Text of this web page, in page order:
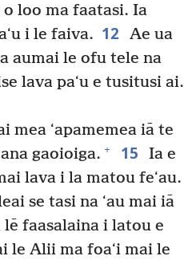
o loo ma faatasi. Ia
i le faiva. 12 Ae ua
aumai le ofu tele na
lava paʻu e tusitusi ai.
mea ʻapamemea iā te
gaoioiga. + 15
Ia e
lava i la matou feʻau.
se tasi na ʻau mai iā
lē faasalaina i latou e
le Alii ma foaʻi mai le